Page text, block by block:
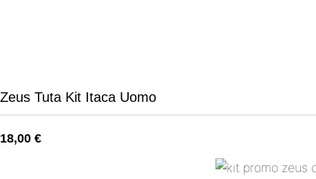
Zeus Tuta Kit Itaca Uomo
18,00 €